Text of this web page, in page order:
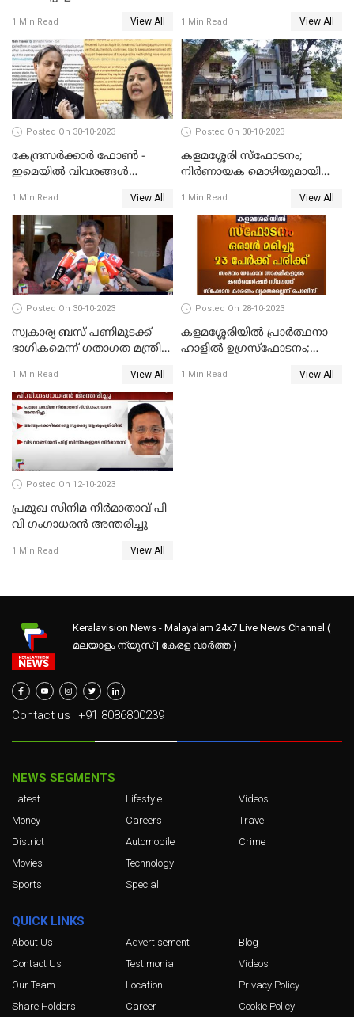
അറുപത്തി ആറ്‌ അമ്മമാരുടെ
അരങ്ങേറ്റം
1 Min Read View All
നിബന്ധനകൾ അറിയാം
1 Min Read View All
Posted On 30-10-2023
കേന്ദ്രസര്‍ക്കാര്‍ ഫോണ്‍ -
ഇമെയില്‍ വിവരങ്ങള്‍
പ്രതിപക്ഷ നേതാക്കള്‍
1 Min Read View All
Posted On 30-10-2023
കളമശ്ശേരി സ്ഫോടനം;
നിർണായക മൊഴിയുമായി
കോൾ വിവരങ്ങൾ തേടി
പൊലീസ്
1 Min Read View All
Posted On 30-10-2023
സ്വകാര്യ ബസ് പണിമുടക്ക്
ഭാഗികമെന്ന് ഗതാഗത മന്ത്രി
1 Min Read View All
Posted On 28-10-2023
കളമശ്ശേരിയിൽ പ്രാർത്ഥനാ
ഹാളിൽ ഉഗ്രസ്‌ഫോടനം;
പേരുടെ നില ഗുരുതരം
1 Min Read View All
Posted On 12-10-2023
പ്രമുഖ സിനിമ നിർമാതാവ് പി
വി ഗംഗാധരൻ അന്തരിച്ചു
1 Min Read View All
Keralavision News - Malayalam 24x7 Live News Channel (
മലയാളം ന്യൂസ് | കേരള വാർത്ത )
Contact us +91 8086800239
NEWS SEGMENTS
Latest
Money
District
Movies
Sports
Lifestyle
Careers
Automobile
Technology
Special
Videos
Travel
Crime
QUICK LINKS
About Us
Contact Us
Our Team
Share Holders
Advertisement
Testimonial
Location
Career
Blog
Videos
Privacy Policy
Cookie Policy